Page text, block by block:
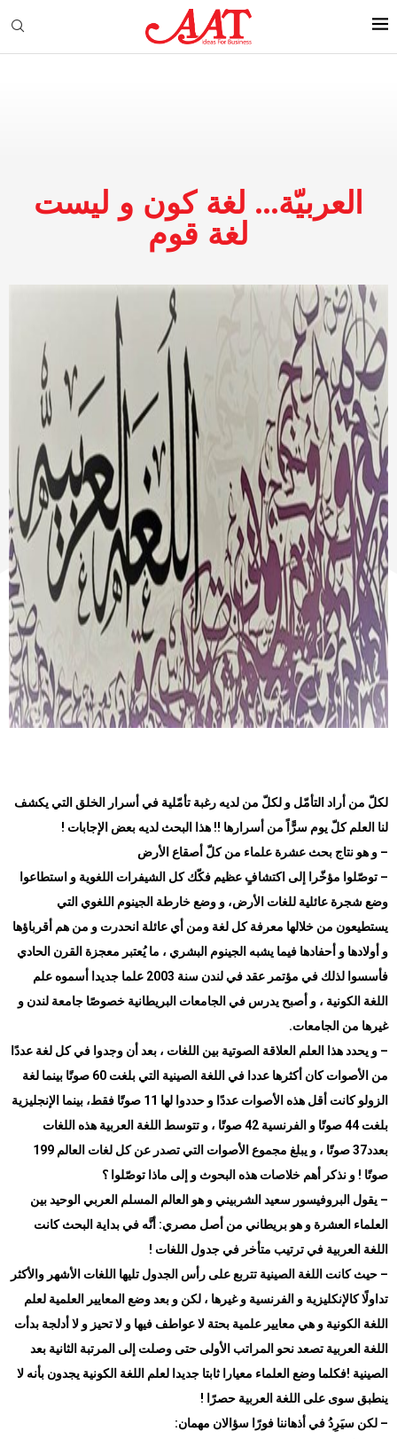
العربيّة… لغة كون و ليست
لغة قوم
لكلّ من أراد التأمّل و لكلّ من لديه رغبة تأمّلية في أسرار الخلق التي يكشف
لنا العلم كلّ يوم سرًّاً من أسرارها !! هذا البحث لديه بعض الإجابات !
– و هو نتاج بحث عشرة علماء من كلّ أصقاع الأرض
– توصّلوا مؤخّرا إلى اكتشافٍ عظيم فكّك كل الشيفرات اللغوية و استطاعوا
وضع شجرة عائلية للغات الأرض، و وضع خارطة الجينوم اللغوي التي
يستطيعون من خلالها معرفة كل لغة ومن أي عائلة انحدرت و من هم أقرباؤها
و أولادها و أحفادها فيما يشبه الجينوم البشري ، ما يُعتبر معجزة القرن الحادي
فأسسوا لذلك في مؤتمر عقد في لندن سنة 2003 علما جديدا أسموه علم
اللغة الكونية ، و أصبح يدرس في الجامعات البريطانية خصوصًا جامعة لندن و
غيرها من الجامعات.
– و يحدد هذا العلم العلاقة الصوتية بين اللغات ، بعد أن وجدوا في كل لغة عددًا
من الأصوات كان أكثرها عددا في اللغة الصينية التي بلغت 60 صوتًا بينما لغة
الزولو كانت أقل هذه الأصوات عددًا و حددوا لها 11 صوتًا فقط، بينما الإنجليزية
بلغت 44 صوتًا و الفرنسية 42 صوتًا ، و تتوسط اللغة العربية هذه اللغات
بعدد37 صوتًا ، و يبلغ مجموع الأصوات التي تصدر عن كل لغات العالم 199
صوتًا ! و نذكر أهم خلاصات هذه البحوث و إلى ماذا توصّلوا ؟
– يقول البروفيسور سعيد الشربيني و هو العالم المسلم العربي الوحيد بين
العلماء العشرة و هو بريطاني من أصل مصري: أنَّه في بداية البحث كانت
اللغة العربية في ترتيب متأخر في جدول اللغات !
– حيث كانت اللغة الصينية تتربع على رأس الجدول تليها اللغات الأشهر والأكثر
تداولًا كالإنكليزية و الفرنسية و غيرها ، لكن و بعد وضع المعايير العلمية لعلم
اللغة الكونية و هي معايير علمية بحتة لا عواطف فيها و لا تحيز و لا أدلجة بدأت
اللغة العربية تصعد نحو المراتب الأولى حتى وصلت إلى المرتبة الثانية بعد
الصينية !فكلما وضع العلماء معيارا ثابتا جديدا لعلم اللغة الكونية يجدون بأنه لا
ينطبق سوى على اللغة العربية حصرًا
!
– لكن سيَرِدُ في أذهاننا فورًا سؤالان مهمان: